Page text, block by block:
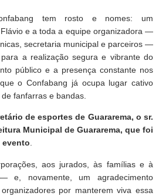
tem rosto e nomes: um
e a toda a equipe organizadora —
secretaria municipal e parceiros —
a realização segura e vibrante do
público e a presença constante nos
o Confabang já ocupa lugar cativo
fanfarras e bandas.
de esportes de Guararema, o sr.
Municipal de Guararema, que foi
evento.
aos jurados, às famílias e à
e, novamente, um agradecimento
por manterem viva essa